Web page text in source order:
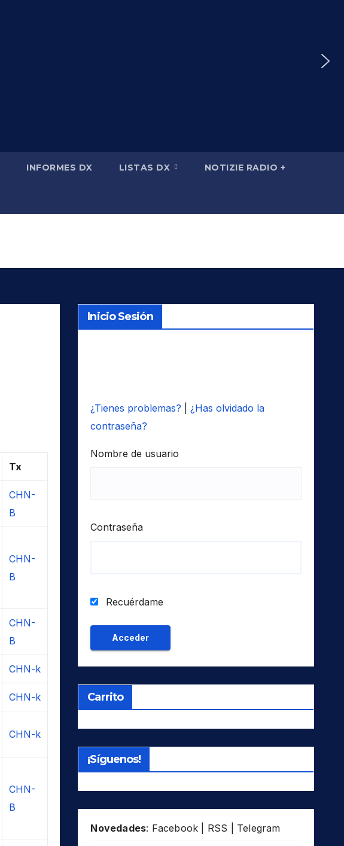
INFORMES DX LISTAS DX NOTIZIE RADIO +
Tx
CHN-
B
CHN-
B
CHN-
B
CHN-k
CHN-k
CHN-k
CHN-
B
Inicio Sesión
¿Tienes problemas?
¿Has olvidado la
contraseña?
Nombre de usuario
Contraseña
Recuérdame
Carrito
¡Síguenos!
Novedades: Facebook RSS Telegram